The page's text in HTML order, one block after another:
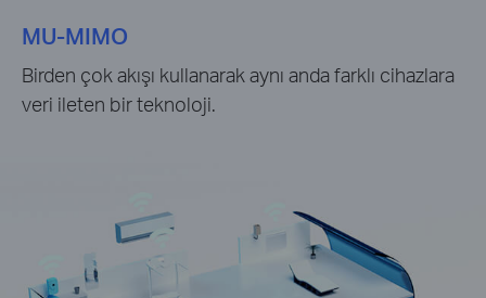
MU-MIMO
Birden çok akışı kullanarak aynı anda farklı cihazlara
veri ileten bir teknoloji.